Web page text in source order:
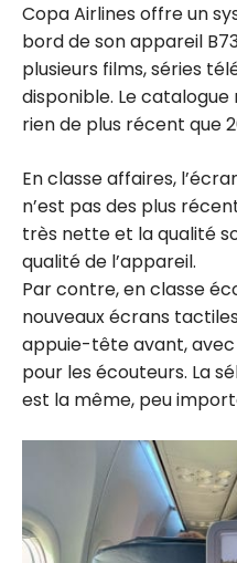
Copa Airlines offre un
bord de son appareil
plusieurs films, séries
disponible. Le
rien de plus récent que
En classe affaires,
n’est pas des plus
très nette et la qualité
qualité de l’appareil.
Par contre, en classe
nouveaux écrans
appuie-tête avant, avec
pour les écouteurs. La
est la même, peu